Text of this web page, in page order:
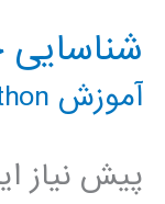
شناسایی
آموزش python
پیش نیاز